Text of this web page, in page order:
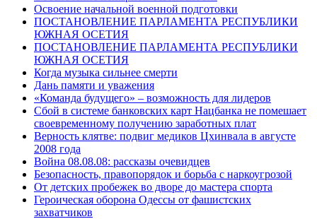
Освоение начальной военной подготовки
ПОСТАНОВЛЕНИЕ ПАРЛАМЕНТА РЕСПУБЛИКИ
ЮЖНАЯ ОСЕТИЯ
ПОСТАНОВЛЕНИЕ ПАРЛАМЕНТА РЕСПУБЛИКИ
ЮЖНАЯ ОСЕТИЯ
Когда музыка сильнее смерти
Дань памяти и уважения
«Команда будущего» – возможность для лидеров
Сбой в системе банковских карт Нацбанка не помешает
своевременному получению заработных плат
Верность клятве: подвиг медиков Цхинвала в августе
2008 года
Война 08.08.08: рассказы очевидцев
Безопасность, правопорядок и борьба с наркоугрозой
От детских пробежек во дворе до мастера спорта
Героическая оборона Одессы от фашистских
захватчиков